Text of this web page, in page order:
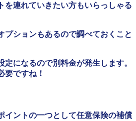
を連れていきたい方もいらっしゃる
プションもあるので調べておくこと
定になるので別料金が発生します。
要ですね！
イントの一つとして任意保険の補償